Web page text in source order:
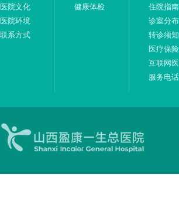
医院文化
医院环境
联系方式
健康体检
住院指南
诊室分布
转诊须知
医疗保险
互联网
服务电话